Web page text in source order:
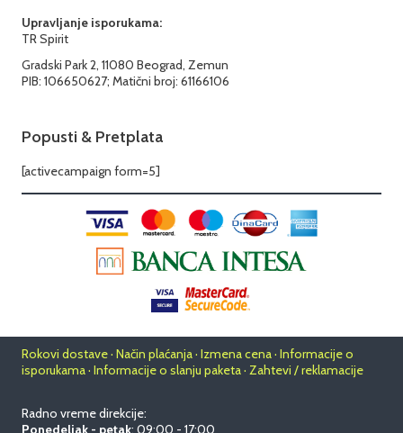
Upravljanje isporukama:
TR Spirit
Gradski Park 2, 11080 Beograd, Zemun
PIB: 106650627; Matični broj: 61166106
Popusti & Pretplata
[activecampaign form=5]
Rokovi dostave · Način plaćanja · Izmena cena · Informacije o
isporukama · Informacije o slanju paketa · Zahtevi / reklamacije
Radno vreme direkcije: